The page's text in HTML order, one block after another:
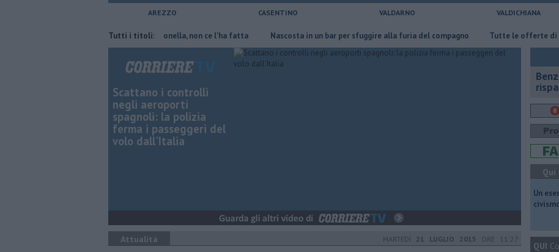
AREZZO CASENTINO VALDARNO VALDICHIANA
Tutti i titoli:
Contagiata da legionella, non ce l'ha fatta Nascosta in un bar per sfuggire alla furia del compagno ​Tutte le offerte di lavoro
Scattano i controlli
negli aeroporti
spagnoli: la polizia
ferma i passeggeri del
volo dall'Italia
Attualità MARTEDÌ 21 LUGLIO 2015 ORE 11:27
Qui
​Un
QUI